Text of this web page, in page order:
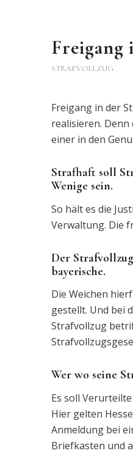
Freigang
STRAFVOLLZUG
Freigang in der
realisieren.
einer in den
Strafhaft soll
Wenige sein.
So hält es die
Verwaltung. Die
Der
bayerische.
Die Weichen
gestellt. Und bei
Strafvollzug
Wer wo seine
Es soll
Hier gelten
Anmeldung bei
Briefkasten und